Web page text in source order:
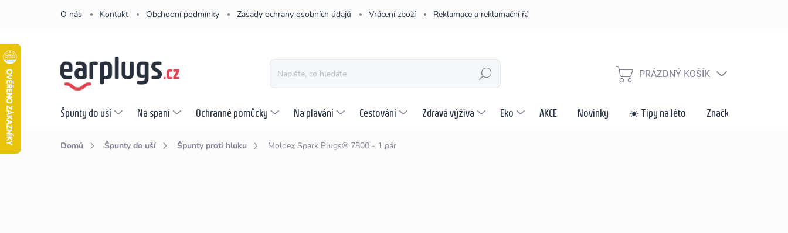
O nás Kontakt Obchodní podmínky Zásady ochrany osobních údajů Vrácení zboží Reklamace a reklamační řád
HLEDAT
NÁKUPNÍ
PRÁZDNÝ KOŠÍK
Špunty do uší Na spaní Ochranné pomůcky Na plavání Cestování Zdravá výživa Eko AKCE Novinky ☀️ Tipy na léto Značky
Domů Špunty do uší Špunty proti hluku Moldex Spark Plugs® 7800 - 1 pár